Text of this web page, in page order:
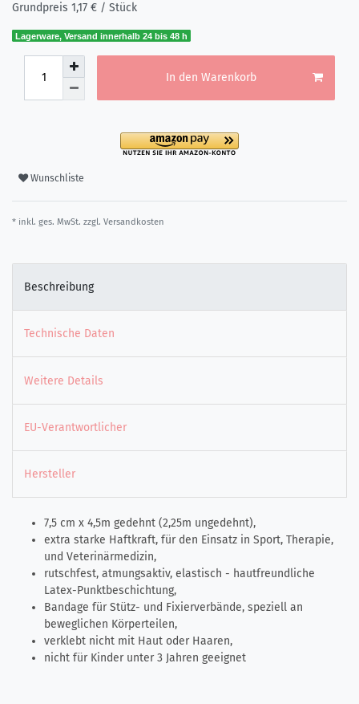
Grundpreis 1,17 € / Stück
Lagerware, Versand innerhalb 24 bis 48 h
In den Warenkorb
Wunschliste
* inkl. ges. MwSt. zzgl. Versandkosten
Beschreibung
Technische Daten
Weitere Details
EU-Verantwortlicher
Hersteller
7,5 cm x 4,5m gedehnt (2,25m ungedehnt),
extra starke Haftkraft, für den Einsatz in Sport, Therapie,
und Veterinärmedizin,
rutschfest, atmungsaktiv, elastisch - hautfreundliche
Latex-Punktbeschichtung,
Bandage für Stütz- und Fixierverbände, speziell an
beweglichen Körperteilen,
verklebt nicht mit Haut oder Haaren,
nicht für Kinder unter 3 Jahren geeignet